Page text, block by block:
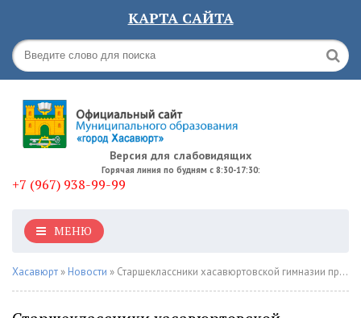
КАРТА САЙТА
Версия для слабовидящих
Горячая линия по будням с 8:30-17:30:
+7 (967) 938-99-99
МЕНЮ
Хасавюрт » Новости » Старшеклассники хасавюртовской гимназии провели в городской библиотеке акцию